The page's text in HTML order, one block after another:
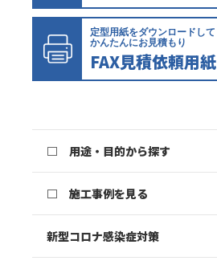
定型用紙をダウンロードして
かんたんにお見積もり
FAX見積依頼用紙
□ 用途・目的から探す
□ 施工事例を見る
新型コロナ感染症対策